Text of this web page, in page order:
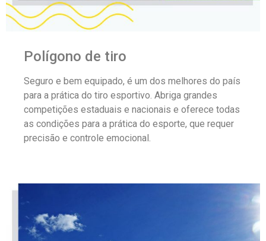
Polígono de tiro
Seguro e bem equipado, é um dos melhores do país
para a prática do tiro esportivo. Abriga grandes
competições estaduais e nacionais e oferece todas
as condições para a prática do esporte, que requer
precisão e controle emocional.